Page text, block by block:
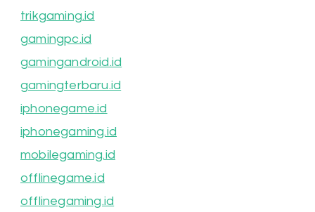
trikgaming.id
gamingpc.id
gamingandroid.id
gamingterbaru.id
iphonegame.id
iphonegaming.id
mobilegaming.id
offlinegame.id
offlinegaming.id